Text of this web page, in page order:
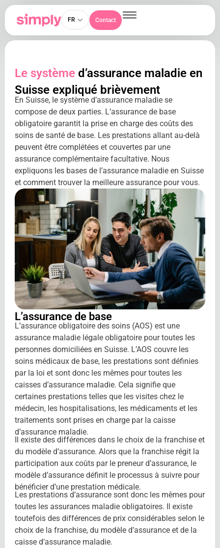
FR Contact
Le système d’assurance maladie en
Suisse expliqué brièvement
En Suisse, le système d’assurance maladie se
compose de deux parties. L’assurance de base
obligatoire garantit la prise en charge des coûts des
soins de santé de base. Les prestations allant au-delà
peuvent être complétées et couvertes par une
assurance complémentaire facultative. Nous
expliquons les bases de l’assurance maladie en Suisse
et comment trouver la meilleure assurance pour vous.
L’assurance de base
L’assurance obligatoire des soins (AOS) est une
assurance maladie légale obligatoire pour toutes les
personnes domiciliées en Suisse. L’AOS couvre les
soins médicaux de base, les prestations sont définies
par la loi et sont donc les mêmes pour toutes les
caisses d’assurance maladie. Cela signifie que
certaines prestations telles que les visites chez le
médecin, les hospitalisations, les médicaments et les
traitements sont prises en charge par la caisse
d’assurance maladie.
Il existe des différences dans le choix de la franchise et
du modèle d’assurance. Alors que la franchise régit la
participation aux coûts par le preneur d’assurance, le
modèle d’assurance définit le processus à suivre pour
bénéficier d’une prestation médicale.
Les prestations d’assurance sont donc les mêmes pour
toutes les assurances maladie obligatoires. Il existe
toutefois des différences de prix considérables selon le
choix de la franchise, du modèle d’assurance et de la
caisse d’assurance maladie.